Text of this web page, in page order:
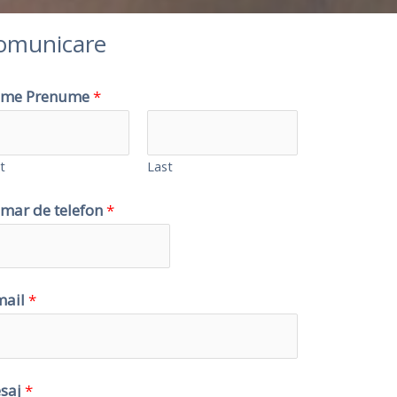
Prenume*
Last
de telefon*
*
*